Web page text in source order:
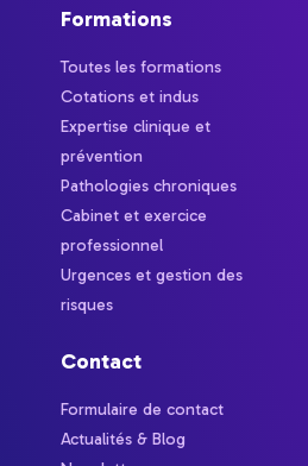
Formations
Toutes les formations
Cotations et indus
Expertise clinique et
prévention
Pathologies chroniques
Cabinet et exercice
professionnel
Urgences et gestion des
risques
Contact
Formulaire de contact
Actualités & Blog